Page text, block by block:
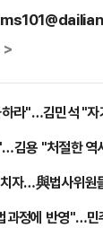
>
라"…김민석 "자
김용 "처절한 역
자…與법사위
과정에 반영"…민